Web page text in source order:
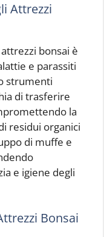
Attrezzi
bonsai è
e parassiti
strumenti
di trasferire
la
residui organici
di muffe e
e igiene degli
Bonsai